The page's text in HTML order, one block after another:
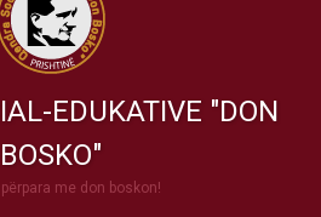
EDUKATIVE "DON
BOSKO"
me don boskon!